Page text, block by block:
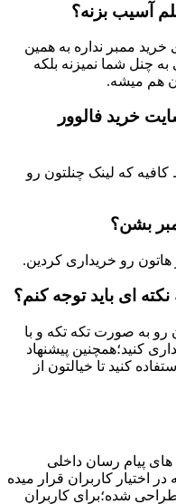
بزنه؟
نداره به همین
نمیزنه بلکه
فالوور
چنلتون رو
کردین.
توجه کنم؟
تکه تکه و با
کنید؛همچنین پیشنهاد
تا خیالتون از
رسان داخلی
کاربران قرار میده
کاربران